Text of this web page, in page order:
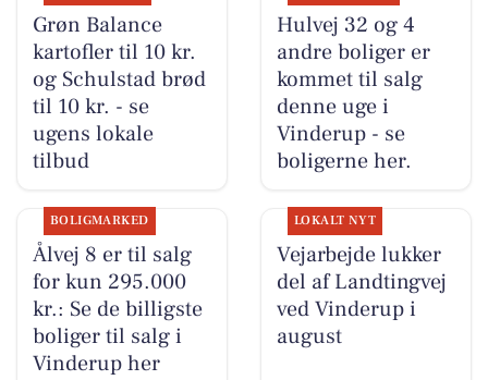
Grøn Balance
kartofler til 10 kr.
og Schulstad brød
til 10 kr. - se
ugens lokale
tilbud
Hulvej 32 og 4
andre boliger er
kommet til salg
denne uge i
Vinderup - se
boligerne her.
BOLIGMARKED
Ålvej 8 er til salg
for kun 295.000
kr.: Se de billigste
boliger til salg i
Vinderup her
LOKALT NYT
Vejarbejde lukker
del af Landtingvej
ved Vinderup i
august